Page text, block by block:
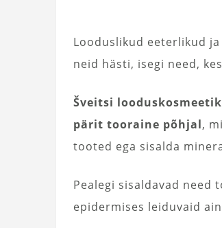
Looduslikud eeterlikud
neid hästi, isegi need,
Šveitsi
pärit tooraine põhjal,
tooted ega sisalda
Pealegi sisaldavad need
epidermises leiduvaid